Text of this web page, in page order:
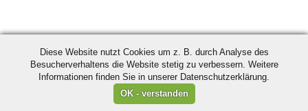
Diese Website nutzt Cookies um z. B. durch Analyse des
Besucherverhaltens die Website stetig zu verbessern. Weitere
Informationen finden Sie in unserer Datenschutzerklärung.